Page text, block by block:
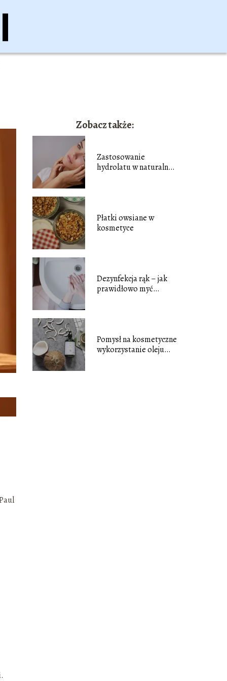
Zobacz także:
Zastosowanie
hydrolatu w naturalnej
Płatki owsiane w
kosmetyce
Dezynfekcja rąk – jak
prawidłowo myć
Pomysł na kosmetyczne
wykorzystanie oleju